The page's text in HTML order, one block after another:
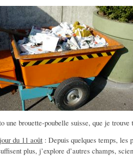
une brouette-poubelle suisse, que je
du 11 août : Depuis quelques temps, les
plus, j’explore d’autres champs,